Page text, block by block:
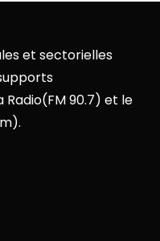
et sectorielles
Radio(FM 90.7) et le